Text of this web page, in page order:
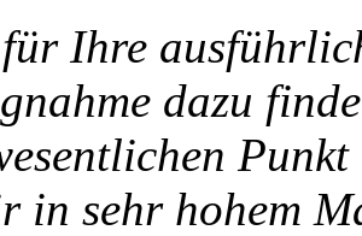
Ihre
dazu
in sehr hohem